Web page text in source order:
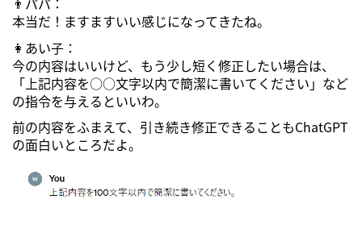
本当だ！ますますいい感じになってきたね。
👩あい子：
今の内容はいいけど、もう少し短く修正したい場合は、
「上記内容を○○文字以内で簡潔に書いてください」など
の指令を与えるといいわ。
前の内容をふまえて、引き続き修正できることもChatGPT
の面白いところだよ。